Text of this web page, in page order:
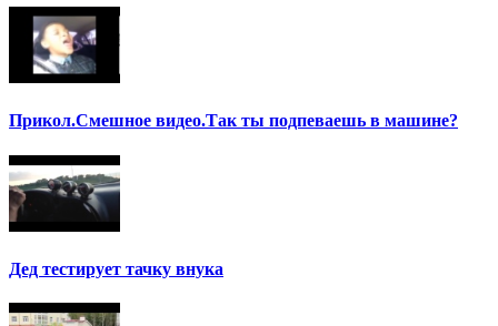
Прикол.Смешное видео.Так ты подпеваешь в машине?
Дед тестирует тачку внука